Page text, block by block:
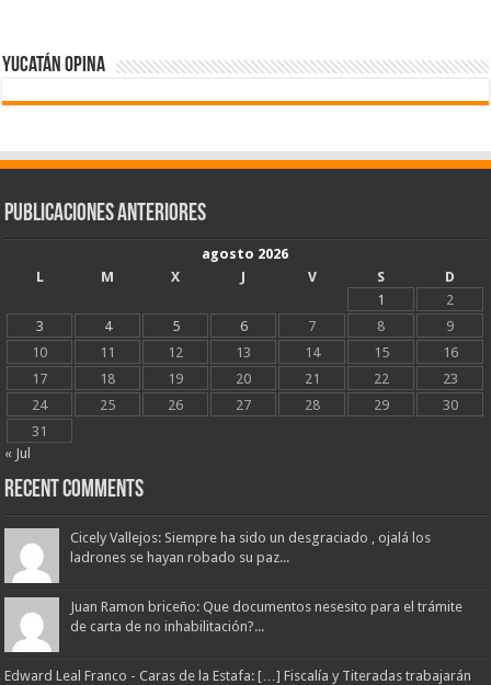
Yucatán Opina
Publicaciones Anteriores
agosto 2026
L
M X J V S
D
1
2
3
4 5 6 7 8
9
10
11 12 13 14 15
16
17
18 19 20 21 22
23
24
25 26 27 28 29
30
31
« Jul
Recent Comments
Cicely Vallejos: Siempre ha sido un desgraciado , ojalá los
ladrones se hayan robado su paz...
Juan Ramon briceño: Que documentos nesesito para el trámite
de carta de no inhabilitación?...
Edward Leal Franco - Caras de la Estafa: […] Fiscalía y Titeradas trabajarán